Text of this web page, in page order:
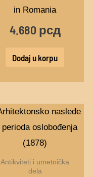
in Romania
4.680 рсд
Dodaj u korpu
Antikviteti i umetnička
dela